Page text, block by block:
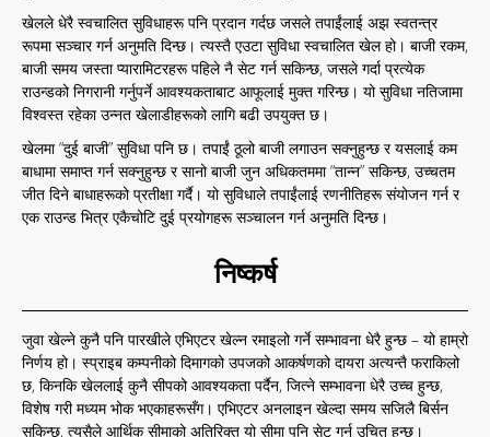
खेलले धेरै स्वचालित सुविधाहरू पनि प्रदान गर्दछ जसले तपाईंलाई अझ स्वतन्त्र
रूपमा सञ्चार गर्न अनुमति दिन्छ। त्यस्तै एउटा सुविधा स्वचालित खेल हो। बाजी रकम,
बाजी समय जस्ता प्यारामिटरहरू पहिले नै सेट गर्न सकिन्छ, जसले गर्दा प्रत्येक
राउन्डको निगरानी गर्नुपर्ने आवश्यकताबाट आफूलाई मुक्त गरिन्छ। यो सुविधा नतिजामा
विश्वस्त रहेका उन्नत खेलाडीहरूको लागि बढी उपयुक्त छ।
खेलमा “दुई बाजी” सुविधा पनि छ। तपाईं ठूलो बाजी लगाउन सक्नुहुन्छ र यसलाई कम
बाधामा समाप्त गर्न सक्नुहुन्छ र सानो बाजी जुन अधिकतममा “तान्न” सकिन्छ, उच्चतम
जीत दिने बाधाहरूको प्रतीक्षा गर्दै। यो सुविधाले तपाईंलाई रणनीतिहरू संयोजन गर्न र
एक राउन्ड भित्र एकैचोटि दुई प्रयोगहरू सञ्चालन गर्न अनुमति दिन्छ।
निष्कर्ष
जुवा खेल्ने कुनै पनि पारखीले एभिएटर खेल्न रमाइलो गर्ने सम्भावना धेरै हुन्छ – यो हाम्रो
निर्णय हो। स्प्राइब कम्पनीको दिमागको उपजको आकर्षणको दायरा अत्यन्तै फराकिलो
छ, किनकि खेललाई कुनै सीपको आवश्यकता पर्दैन, जित्ने सम्भावना धेरै उच्च हुन्छ,
विशेष गरी मध्यम भोक भएकाहरूसँग। एभिएटर अनलाइन खेल्दा समय सजिलै बिर्सन
सकिन्छ, त्यसैले आर्थिक सीमाको अतिरिक्त यो सीमा पनि सेट गर्नु उचित हुन्छ।